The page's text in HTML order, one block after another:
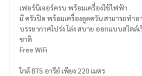
เฟอร์นิเจอร์ครบ พร้อมเครื่องใช้ไฟฟ้า
มี ครัวปิด พร้อมเครื่องดูดควัน สามารถทำอ
บรรยากาศโปร่ง โล่ง สบาย ออกแบบสไตล์
ชาติ
Free WiFi
ใกล้ BTS อารีย์ เพียง 220 เมตร